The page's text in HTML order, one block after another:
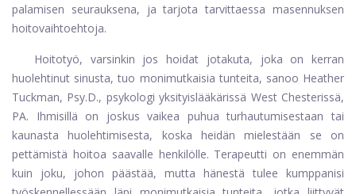
palamisen seurauksena, ja tarjota tarvittaessa masennuksen
hoitovaihtoehtoja.
Hoitotyö, varsinkin jos hoidat jotakuta, joka on kerran
huolehtinut sinusta, tuo monimutkaisia ​​tunteita, sanoo Heather
Tuckman, Psy.D., psykologi yksityislääkärissä West Chesterissä,
PA. Ihmisillä on joskus vaikea puhua turhautumisestaan ​​tai
kaunasta huolehtimisesta, koska heidän mielestään se on
pettämistä hoitoa saavalle henkilölle. Terapeutti on enemmän
kuin joku, johon päästää, mutta hänestä tulee kumppanisi